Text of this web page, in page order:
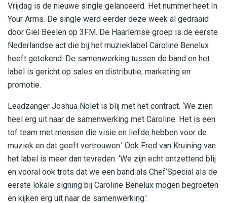
Vrijdag is de nieuwe single gelanceerd. Het nummer heet In
Your Arms. De single werd eerder deze week al gedraaid
door Giel Beelen op 3FM. De Haarlemse groep is de eerste
Nederlandse act die bij het muzieklabel Caroline Benelux
heeft getekend. De samenwerking tussen de band en het
label is gericht op sales en distributie, marketing en
promotie.
Leadzanger Joshua Nolet is blij met het contract. ‘We zien
heel erg uit naar de samenwerking met Caroline. Het is een
tof team met mensen die visie en liefde hebben voor de
muziek en dat geeft vertrouwen.’ Ook Fred van Kruining van
het label is meer dan tevreden. ‘We zijn echt ontzettend blij
en vooral ook trots dat we een band als Chef’Special als de
eerste lokale signing bij Caroline Benelux mogen begroeten
en kijken erg uit naar de samenwerking.’